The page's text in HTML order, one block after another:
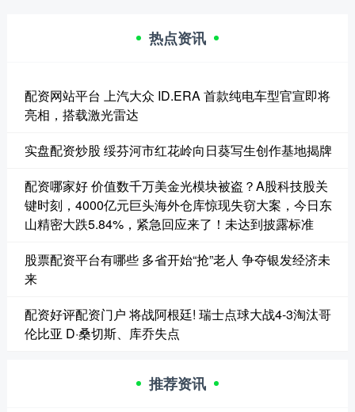
热点资讯
配资网站平台 上汽大众 ID.ERA 首款纯电车型官宣即将
亮相，搭载激光雷达
实盘配资炒股 绥芬河市红花岭向日葵写生创作基地揭牌
配资哪家好 价值数千万美金光模块被盗？A股科技股关
键时刻，4000亿元巨头海外仓库惊现失窃大案，今日东
山精密大跌5.84%，紧急回应来了！未达到披露标准
股票配资平台有哪些 多省开始“抢”老人 争夺银发经济未
来
配资好评配资门户 将战阿根廷! 瑞士点球大战4-3淘汰哥
伦比亚 D·桑切斯、库乔失点
推荐资讯